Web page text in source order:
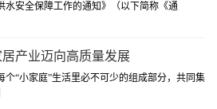
水安全保障工作的通知》（以下简称《通
，城市供水全面执行《生活饮用水卫生标准》
产业迈向高质量发展
“小家庭”生活里必不可少的组成部分，共同集